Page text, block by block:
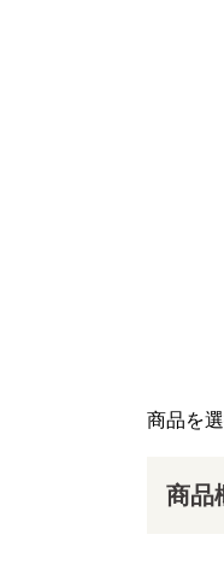
商品を
商品